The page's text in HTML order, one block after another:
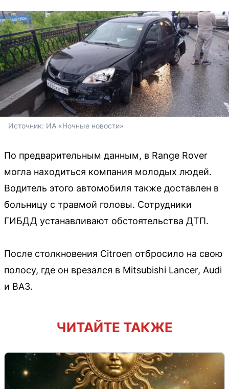
Источник: ИА «Ночные новости»
По предварительным данным, в Range Rover
могла находиться компания молодых людей.
Водитель этого автомобиля также доставлен в
больницу с травмой головы. Сотрудники
ГИБДД устанавливают обстоятельства ДТП.
После столкновения Citroen отбросило на свою
полосу, где он врезался в Mitsubishi Lancer, Audi
и ВАЗ.
ЧИТАЙТЕ ТАКЖЕ